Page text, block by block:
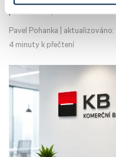
Pavel Pohanka
4 minuty k přečtení